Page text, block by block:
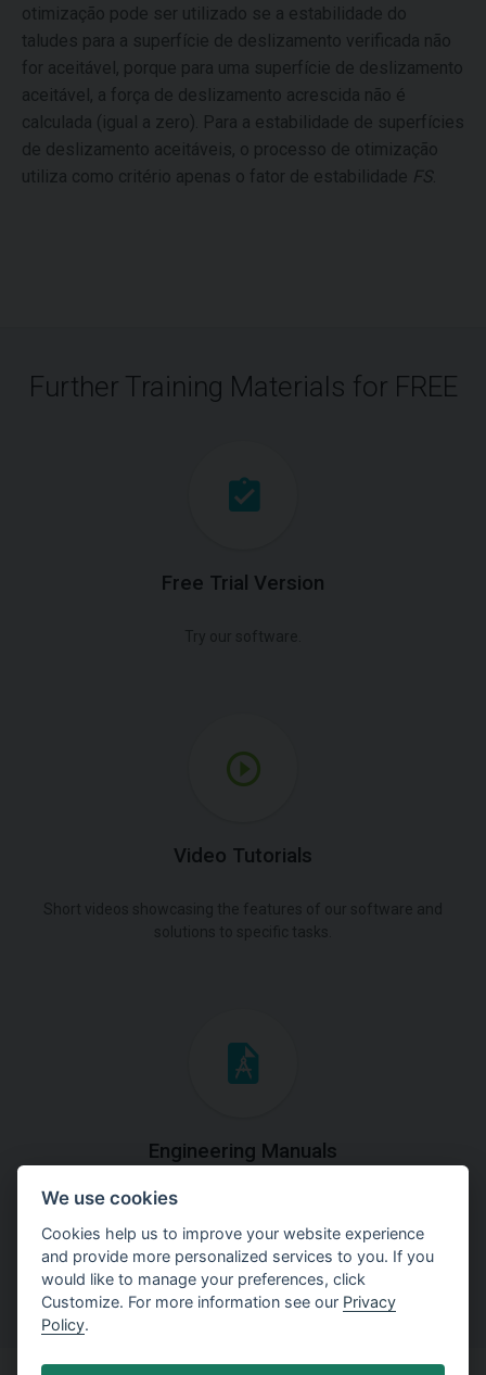
otimização pode ser utilizado se a estabilidade do
taludes para a superfície de deslizamento verificada não
for aceitável, porque para uma superfície de deslizamento
aceitável, a força de deslizamento acrescida não é
calculada (igual a zero). Para a estabilidade de superfícies
de deslizamento aceitáveis, o processo de otimização
utiliza como critério apenas o fator de estabilidade FS
Further Training Materials for FREE
Free Trial Version
Video Tutorials
Engineering Manuals
Step by steps guides on how
to solve a specific tasks.
We use cookies
Cookies help us to improve your website experience
and provide more personalized services to you. If you
would like to manage your preferences, click
Customize. For more information see our Privacy
Policy.